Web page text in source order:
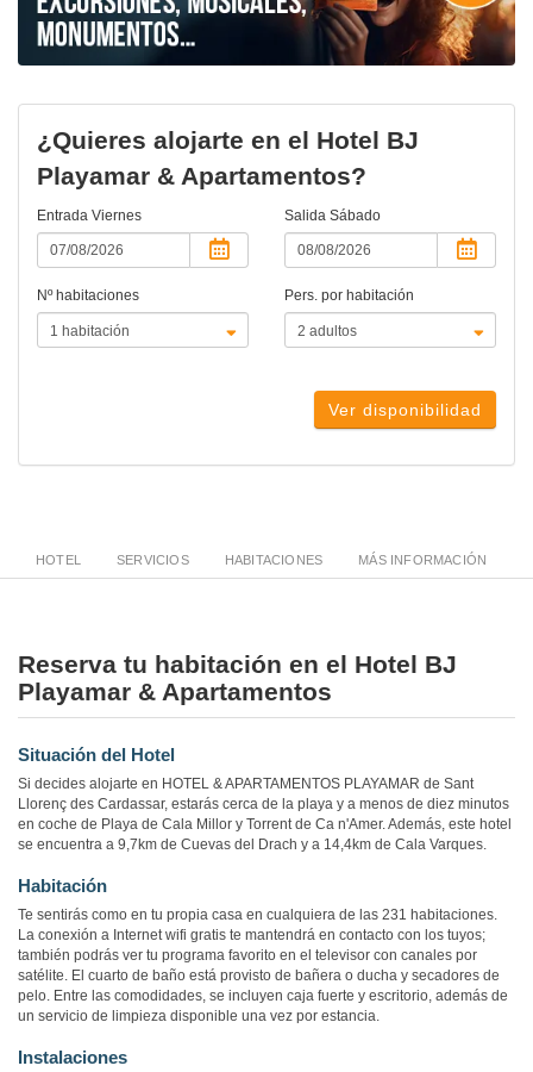
¿Quieres alojarte en el Hotel BJ
Playamar & Apartamentos?
Entrada Viernes Salida Sábado
Nº habitaciones Pers. por habitación
Ver disponibilidad
HOTEL SERVICIOS HABITACIONES MÁS INFORMACIÓN
Reserva tu habitación en el Hotel BJ
Playamar & Apartamentos
Situación del Hotel
Si decides alojarte en HOTEL & APARTAMENTOS PLAYAMAR de Sant
Llorenç des Cardassar, estarás cerca de la playa y a menos de diez minutos
en coche de Playa de Cala Millor y Torrent de Ca n'Amer. Además, este hotel
se encuentra a 9,7km de Cuevas del Drach y a 14,4km de Cala Varques.
Habitación
Te sentirás como en tu propia casa en cualquiera de las 231 habitaciones.
La conexión a Internet wifi gratis te mantendrá en contacto con los tuyos;
también podrás ver tu programa favorito en el televisor con canales por
satélite. El cuarto de baño está provisto de bañera o ducha y secadores de
pelo. Entre las comodidades, se incluyen caja fuerte y escritorio, además de
un servicio de limpieza disponible una vez por estancia.
Instalaciones